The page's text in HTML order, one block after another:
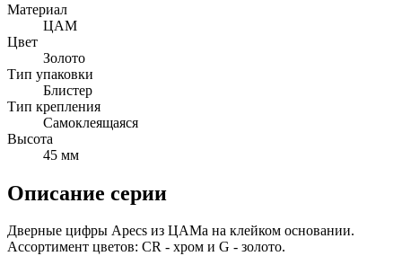
Материал
ЦАМ
Цвет
Золото
Тип упаковки
Блистер
Тип крепления
Самоклеящаяся
Высота
45 мм
Описание серии
Дверные цифры Apecs из ЦАМа на клейком основании.
Ассортимент цветов: CR - хром и G - золото.